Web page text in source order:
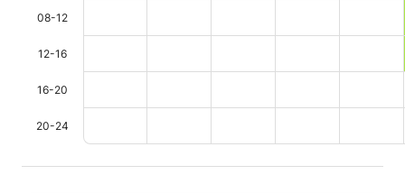
08-12
12-16
16-20
20-24